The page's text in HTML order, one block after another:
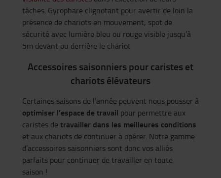
tâches. Gyrophare clignotant pour avertir de loin la
présence de chariots en mouvement, spot de
sécurité avec lumière bleu ou rouge visible jusqu’à
5m devant ou derrière le chariot
Accessoires saisonniers pour caristes et
chariots élévateurs
Certaines saisons de l’année peuvent nous pousser à
optimiser l’espace de travail pour permettre aux
caristes de travailler dans les meilleures conditions
et aux chariots de continuer à opérer. Notre gamme
d’accessoires saisonniers sont donc vos alliés
parfaits pour continuer de travailler en toute
saison !